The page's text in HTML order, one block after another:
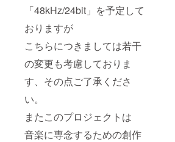
「48kHz/24bit」を予定して
おりますが
こちらにつきましては若干
の変更も考慮しておりま
す、その点ご了承くださ
い。
またこのプロジェクトは
音楽に専念するための創作